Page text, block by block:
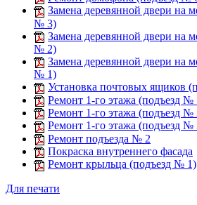
Замена деревянной двери на
№ 3)
Замена деревянной двери на
№ 2)
Замена деревянной двери на
№ 1)
Установка почтовых ящиков
Ремонт 1-го этажа (подъезд №
Ремонт 1-го этажа (подъезд №
Ремонт 1-го этажа (подъезд №
Ремонт подъезда № 2
Покраска внутреннего фасада
Ремонт крыльца (подъезд № 1)
Для печати